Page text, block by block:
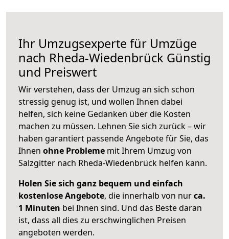
Ihr Umzugsexperte für Umzüge
nach Rheda-Wiedenbrück Günstig
und Preiswert
Wir verstehen, dass der Umzug an sich schon
stressig genug ist, und wollen Ihnen dabei
helfen, sich keine Gedanken über die Kosten
machen zu müssen. Lehnen Sie sich zurück – wir
haben garantiert passende Angebote für Sie, das
Ihnen ohne Probleme mit Ihrem Umzug von
Salzgitter nach Rheda-Wiedenbrück helfen kann.
Holen Sie sich ganz bequem und einfach
kostenlose Angebote, die innerhalb von nurca.
1 Minuten bei Ihnen sind. Und das Beste daran
ist, dass all dies zu erschwinglichen Preisen
angeboten werden.